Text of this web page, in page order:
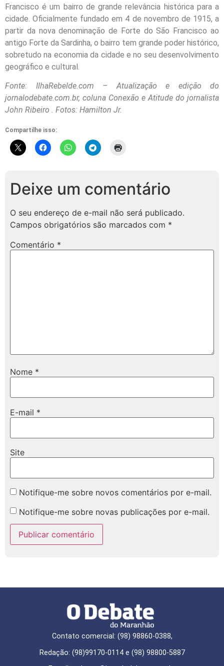
Francisco é um bairro de grande relevância histórica para a
cidade. Oficialmente fundado em 4 de novembro de 1915, a
partir da nova denominação de Forte do São Francisco ao
antigo Forte da Sardinha, o bairro tem grande poder histórico,
sobretudo na economia da cidade e no seu desenvolvimento
geográfico e cultural.
Fonte: IlhaRebelde.com – Atualização e edição do
jornalodebate.com.br, coluna Conexão e Atitude do jornalista
John Ribeiro . Fotos: Hamilton Jr.
Compartilhe isso:
Deixe um comentário
O seu endereço de e-mail não será publicado.
Campos obrigatórios são marcados com *
Comentário *
Nome *
E-mail *
Site
Notifique-me sobre novos comentários por e-mail.
Notifique-me sobre novas publicações por e-mail.
Contato comercial: (98) 98860-0388,
Redação: (98)99170-0114 e (98) 98800-5887